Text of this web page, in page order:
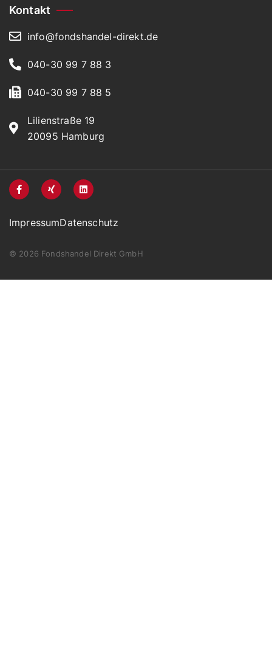
Kontakt
info@fondshandel-direkt.de
040-30 99 7 88 3
040-30 99 7 88 5
Lilienstraße 19
20095 Hamburg
© 2026 Fondshandel Direkt GmbH
ImpressumDatenschutz